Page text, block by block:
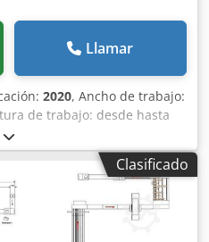
Llamar
2020, Ancho de trabajo:
de trabajo: desde hasta
1000 - 6000 mm Götzinger
venta por encargo del
profesionalmente y
para la producción de
2020 Longitud de
Longitud final: 1.000 –
Clasificado